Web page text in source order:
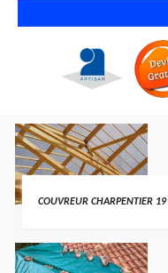
COUVREUR CHARPENTIER 19